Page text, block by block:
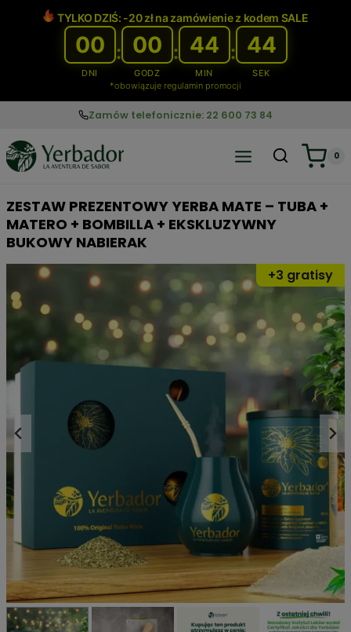
TYLKO DZIŚ: -20 zł na zamówienie z kodem SALE
00
DNI
: 00
GODZ
: 44
MIN
: 43
SEK
*obowiązuje regulamin promocji
Zamów telefonicznie: 22 600 73 84
0
ZESTAW PREZENTOWY YERBA MATE – TUBA +
MATERO + BOMBILLA + EKSKLUZYWNY
BUKOWY NABIERAK